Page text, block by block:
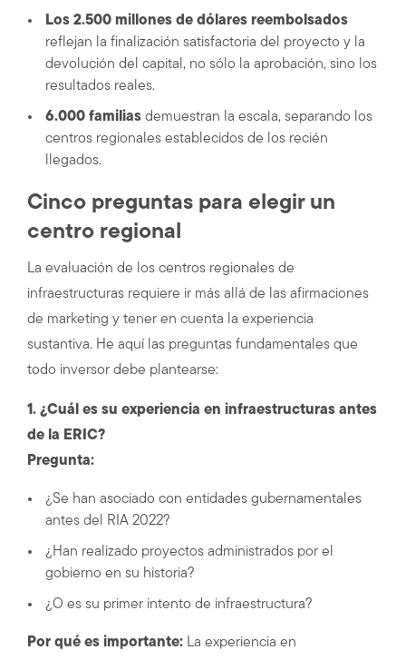
Los 2.500 millones de dólares reembolsados
reflejan la finalización satisfactoria del proyecto y la
devolución del capital, no sólo la aprobación, sino los
resultados reales.
6.000 familiasdemuestran la escala, separando los
centros regionales establecidos de los recién
llegados.
Cinco preguntas para elegir un
centro regional
La evaluación de los centros regionales de
infraestructuras requiere ir más allá de las afirmaciones
de marketing y tener en cuenta la experiencia
sustantiva. He aquí las preguntas fundamentales que
todo inversor debe plantearse:
1. ¿Cuál es su experiencia en infraestructuras antes
de la ERIC?
Pregunta:
¿Se han asociado con entidades gubernamentales
antes del RIA 2022?
¿Han realizado proyectos administrados por el
gobierno en su historia?
¿O es su primer intento de infraestructura?
Por qué es importante:La experiencia en